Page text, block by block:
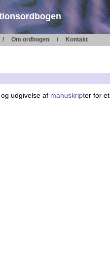
Om ordbogen Kontakt
udgivelse af manuskripter for et